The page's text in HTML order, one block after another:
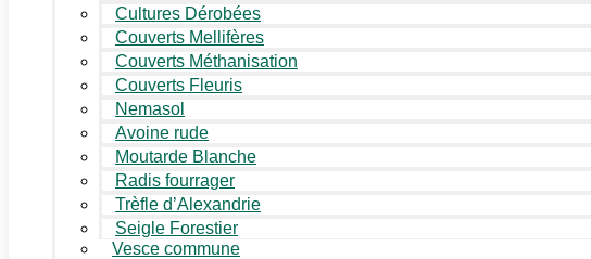
Cultures Dérobées
Couverts Mellifères
Couverts Méthanisation
Couverts Fleuris
Nemasol
Avoine rude
Moutarde Blanche
Radis fourrager
Trèfle d’Alexandrie
Seigle Forestier
Vesce commune